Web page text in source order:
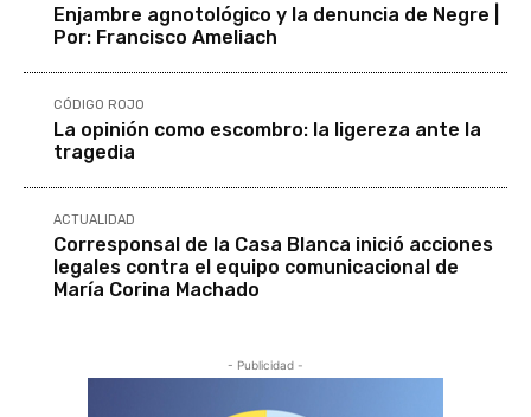
Enjambre agnotológico y la denuncia de Negre |
Por: Francisco Ameliach
CÓDIGO ROJO
La opinión como escombro: la ligereza ante la
tragedia
ACTUALIDAD
Corresponsal de la Casa Blanca inició acciones
legales contra el equipo comunicacional de
María Corina Machado
- Publicidad -